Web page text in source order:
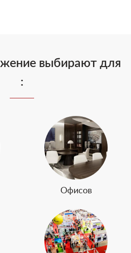
выбирают для
:
Офисов